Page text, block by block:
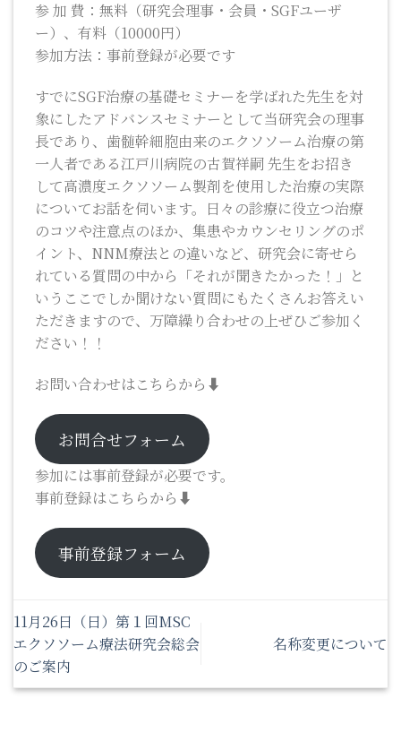
参 加 費：無料（研究会理事・会員・SGFユーザ
ー）、有料（10000円）
参加方法：事前登録が必要です
すでにSGF治療の基礎セミナーを学ばれた先生を対
象にしたアドバンスセミナーとして当研究会の理事
長であり、歯髄幹細胞由来のエクソソーム治療の第
一人者である江戸川病院の古賀祥嗣 先生をお招き
して高濃度エクソソーム製剤を使用した治療の実際
についてお話を伺います。日々の診療に役立つ治療
のコツや注意点のほか、集患やカウンセリングのポ
イント、NNM療法との違いなど、研究会に寄せら
れている質問の中から「それが聞きたかった！」と
いうここでしか聞けない質問にもたくさんお答えい
ただきますので、万障繰り合わせの上ぜひご参加く
ださい！！
お問い合わせはこちらから⬇
お問合せフォーム
参加には事前登録が必要です。
事前登録はこちらから⬇
事前登録フォーム
11月26日（日）第１回MSC
エクソソーム療法研究会総会
のご案内
名称変更について